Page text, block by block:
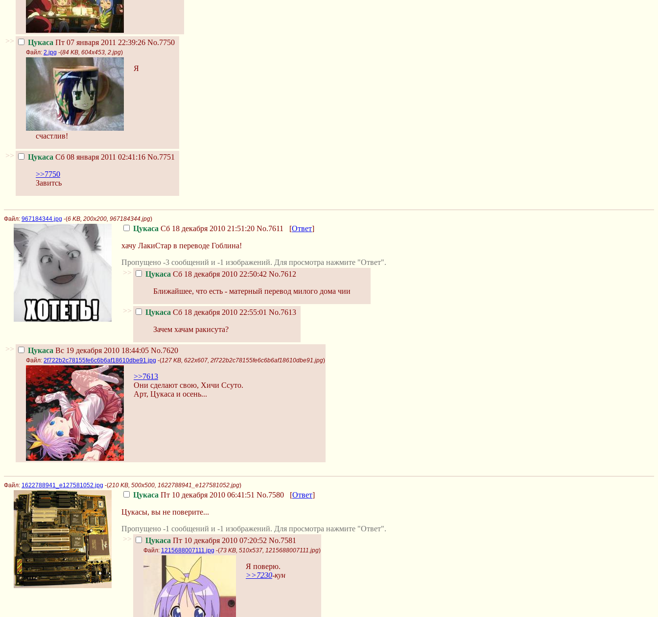
>> Цукаса Пт 07 января 2011 22:39:26 No.7750
Файл: 2.jpg -(84 KB, 604x453, 2.jpg)
Я
счастлив!
>> Цукаса Сб 08 января 2011 02:41:16 No.7751
>>7750
Завитсь
Файл: 967184344.jpg -(6 KB, 200x200, 967184344.jpg)
Цукаса Сб 18 декабря 2010 21:51:20 No.7611 [Ответ]
хачу ЛакиСтар в переводе Гоблина!
Пропущено -3 сообщений и -1 изображений. Для просмотра нажмите "Ответ".
>>
Цукаса Сб 18 декабря 2010 22:50:42 No.7612
Ближайшее, что есть - матерный перевод милого дома чии
>> Цукаса Сб 18 декабря 2010 22:55:01 No.7613
Зачем хачам ракисута?
>> Цукаса Вс 19 декабря 2010 18:44:05 No.7620
Файл: 2f722b2c78155fe6c6b6af18610dbe91.jpg -(127 KB, 622x607, 2f722b2c78155fe6c6b6af18610dbe91.jpg)
>>7613
Они сделают свою, Хичи Ссуто.
Арт, Цукаса и осень...
Файл: 1622788941_e127581052.jpg -(210 KB, 500x500, 1622788941_e127581052.jpg)
Цукаса Пт 10 декабря 2010 06:41:51 No.7580 [Ответ]
Цукасы, вы не поверите...
Пропущено -1 сообщений и -1 изображений. Для просмотра нажмите "Ответ".
>>
Цукаса Пт 10 декабря 2010 07:20:52 No.7581
Файл: 1215688007111.jpg -(73 KB, 510x537, 1215688007111.jpg)
Я поверю.
>>7230-кун